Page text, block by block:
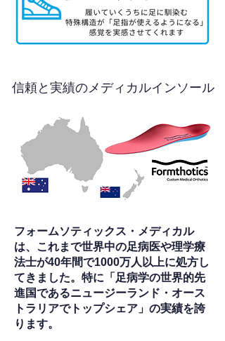
信頼と実績のメディカルインソール
フォームソティックス・メディカル
は、これまで世界中の足病医や理学療
法士が40年間で1000万人以上に処方し
てきました。特に「足病学の世界的先
進国であるニュージーランド・オース
トラリアでトップシェア」の実績を誇
ります。